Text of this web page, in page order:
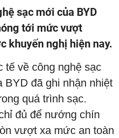
sạc mới của BYD
tới mức vượt
khuyến nghị hiện nay.
tế về công nghệ sạc
BYD đã ghi nhận nhiệt
quá trình sạc.
đủ để nướng chín
vượt xa mức an toàn